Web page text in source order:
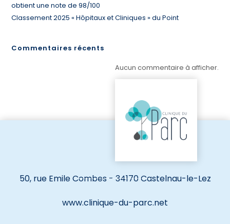
obtient une note de 98/100
Classement 2025 « Hôpitaux et Cliniques » du Point
Commentaires récents
Aucun commentaire à afficher.
50, rue Emile Combes - 34170 Castelnau-le-Lez
www.clinique-du-parc.net